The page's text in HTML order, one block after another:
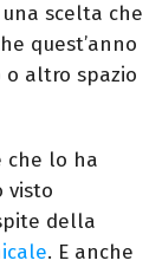
scelta che
quest’anno
altro spazio
che lo ha
visto
della
. E anche